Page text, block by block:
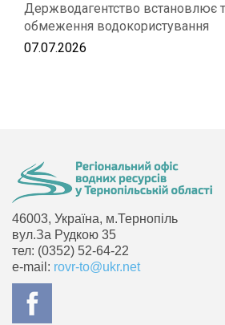
Держводагентство встановлює
обмеження водокористування
07.07.2026
46003, Україна, м.Тернопіль
вул.За Рудкою 35
тел: (0352) 52-64-22
e-mail: rovr-to@ukr.net